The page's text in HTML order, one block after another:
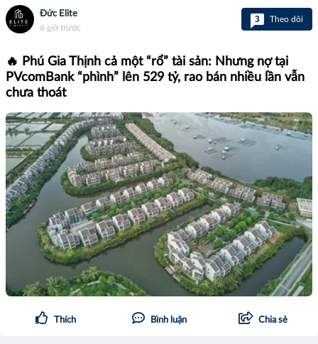
Đức Elite
6 giờ trước
3 Theo dõi
🔥 Phú Gia Thịnh cả một “rổ” tài sản: Nhưng nợ tại
PVcomBank “phình” lên 529 tỷ, rao bán nhiều lần vẫn
chưa thoát
Thích Bình luận Chia sẻ